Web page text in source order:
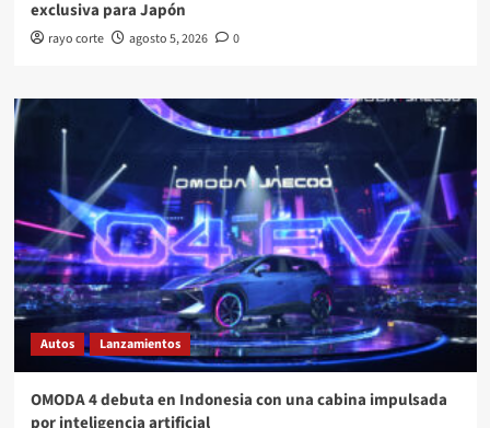
exclusiva para Japón
rayo corte agosto 5, 2026 0
Autos Lanzamientos
OMODA 4 debuta en Indonesia con una cabina impulsada
por inteligencia artificial